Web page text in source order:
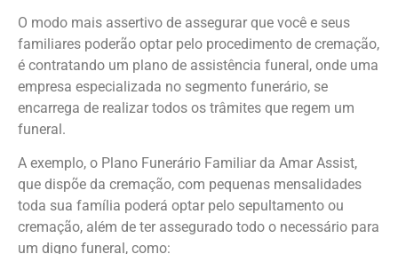
O modo mais assertivo de assegurar que você e seus
familiares poderão optar pelo procedimento de cremação,
é contratando um plano de assistência funeral, onde uma
empresa especializada no segmento funerário, se
encarrega de realizar todos os trâmites que regem um
funeral.
A exemplo, o Plano Funerário Familiar da Amar Assist,
que dispõe da cremação, com pequenas mensalidades
toda sua família poderá optar pelo sepultamento ou
cremação, além de ter assegurado todo o necessário para
um digno funeral, como: